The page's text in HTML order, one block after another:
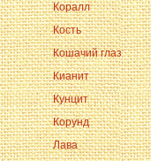
Коралл
Кость
Кошачий глаз
Кианит
Кунцит
Корунд
Лава